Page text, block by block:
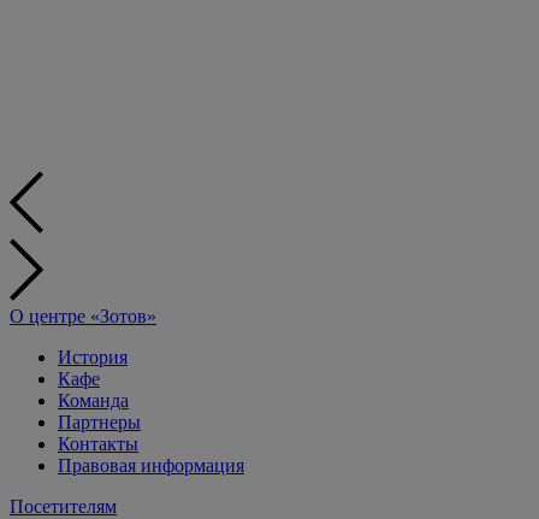
О центре «Зотов»
История
Кафе
Команда
Партнеры
Контакты
Правовая информация
Посетителям